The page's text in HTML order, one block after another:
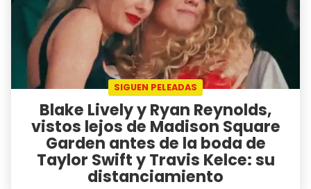
SIGUEN PELEADAS
Blake Lively y Ryan Reynolds,
vistos lejos de Madison Square
Garden antes de la boda de
Taylor Swift y Travis Kelce: su
distanciamiento